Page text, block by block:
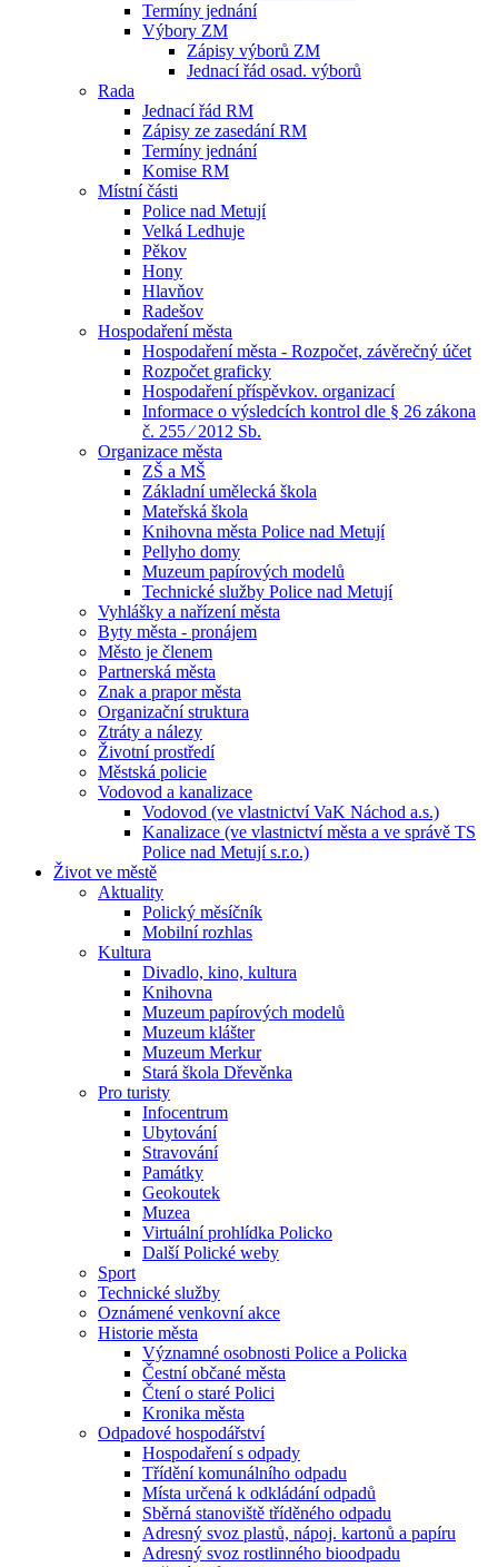
Termíny jednání
Výbory ZM
Zápisy výborů ZM
Jednací řád osad. výborů
Rada
Jednací řád RM
Zápisy ze zasedání RM
Termíny jednání
Komise RM
Místní části
Police nad Metují
Velká Ledhuje
Pěkov
Hony
Hlavňov
Radešov
Hospodaření města
Hospodaření města - Rozpočet, závěrečný účet
Rozpočet graficky
Hospodaření příspěvkov. organizací
Informace o výsledcích kontrol dle § 26 zákona
č. 255 ⁄ 2012 Sb.
Organizace města
ZŠ a MŠ
Základní umělecká škola
Mateřská škola
Knihovna města Police nad Metují
Pellyho domy
Muzeum papírových modelů
Technické služby Police nad Metují
Vyhlášky a nařízení města
Byty města - pronájem
Město je členem
Partnerská města
Znak a prapor města
Organizační struktura
Ztráty a nálezy
Životní prostředí
Městská policie
Vodovod a kanalizace
Vodovod (ve vlastnictví VaK Náchod a.s.)
Kanalizace (ve vlastnictví města a ve správě TS
Police nad Metují s.r.o.)
Život ve městě
Aktuality
Polický měsíčník
Mobilní rozhlas
Kultura
Divadlo, kino, kultura
Knihovna
Muzeum papírových modelů
Muzeum klášter
Muzeum Merkur
Stará škola Dřevěnka
Pro turisty
Infocentrum
Ubytování
Stravování
Památky
Geokoutek
Muzea
Virtuální prohlídka Policko
Další Polické weby
Sport
Technické služby
Oznámené venkovní akce
Historie města
Významné osobnosti Police a Policka
Čestní občané města
Čtení o staré Polici
Kronika města
Odpadové hospodářství
Hospodaření s odpady
Třídění komunálního odpadu
Místa určená k odkládání odpadů
Sběrná stanoviště tříděného odpadu
Adresný svoz plastů, nápoj. kartonů a papíru
Adresný svoz rostlinného bioodpadu